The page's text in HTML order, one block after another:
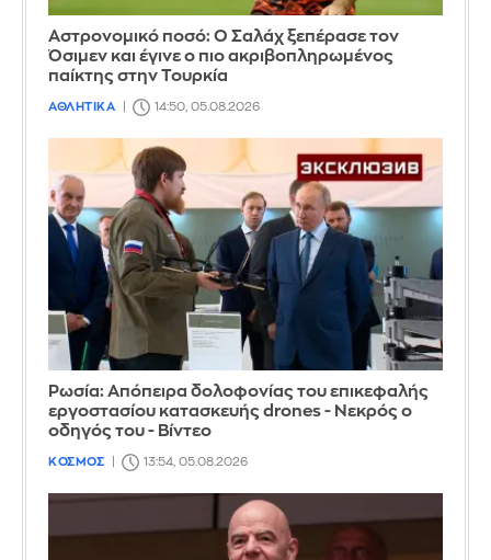
Αστρονομικό ποσό: Ο Σαλάχ ξεπέρασε τον
Όσιμεν και έγινε ο πιο ακριβοπληρωμένος
παίκτης στην Τουρκία
ΑΘΛΗΤΙΚΑ 14:50, 05.08.2026
Ρωσία: Απόπειρα δολοφονίας του επικεφαλής
εργοστασίου κατασκευής drones - Νεκρός ο
οδηγός του - Βίντεο
ΚΟΣΜΟΣ 13:54, 05.08.2026